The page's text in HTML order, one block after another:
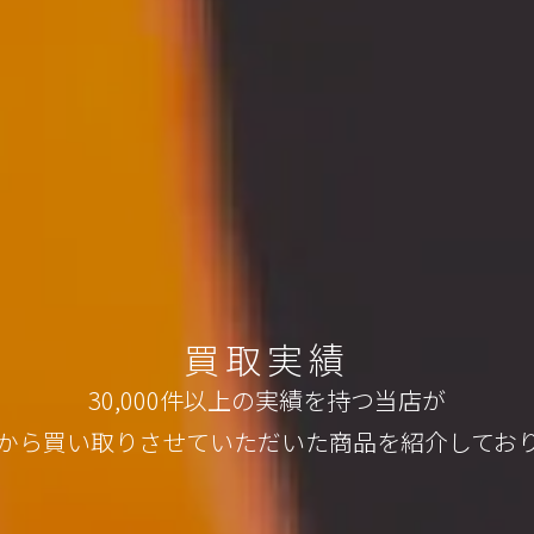
買取実績
30,000件以上の実績を持つ当店が
ら買い取りさせていただいた商品を紹介してお